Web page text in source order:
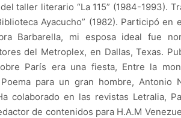
taller literario “La 115” (1984-1993).
Ayacucho” (1982). Participó
Barbarella, mi esposa ideal fue
del Metroplex, en Dallas, Texas.
París era una fiesta, Entre la
para un gran hombre, Antonio
colaborado en las revistas Letralia,
de contenidos para H.A.M